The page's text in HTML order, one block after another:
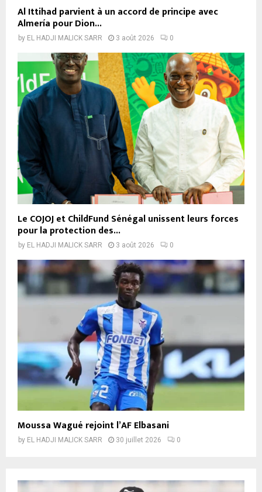
Al Ittihad parvient à un accord de principe avec
Almería pour Dion...
by EL HADJI MALICK SARR 3 août 2026 0
Le COJOJ et ChildFund Sénégal unissent leurs forces
pour la protection des...
by EL HADJI MALICK SARR 3 août 2026 0
Moussa Wagué rejoint l’AF Elbasani
by EL HADJI MALICK SARR 30 juillet 2026 0